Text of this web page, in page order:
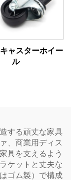
ャスターホイー
ル
する頑丈な家具
、商業用ディス
具を支えるよう
ケットと丈夫な
ゴム製）で構成